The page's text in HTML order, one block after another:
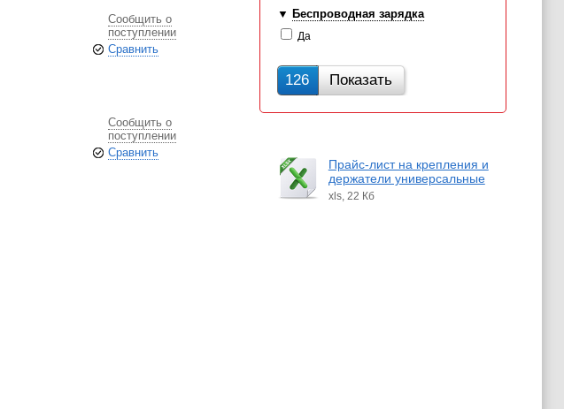
Сообщить о
поступлении
Сравнить
Сообщить о
поступлении
Сравнить
Беспроводная зарядка
Да
126 Показать
Прайс-лист на крепления и
держатели универсальные
xls, 22 Кб